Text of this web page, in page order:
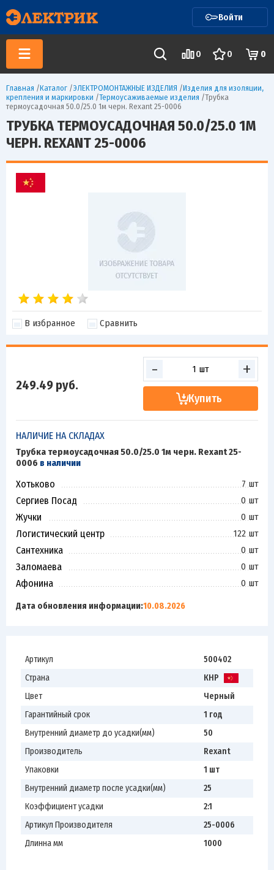
Войти
0 0 0
Главная /Каталог /ЭЛЕКТРОМОНТАЖНЫЕ ИЗДЕЛИЯ /Изделия для изоляции,
крепления и маркировки /Термоусаживаемые изделия /Трубка
термоусадочная 50.0/25.0 1м черн. Rexant 25-0006
ТРУБКА ТЕРМОУСАДОЧНАЯ 50.0/25.0 1М
ЧЕРН. REXANT 25-0006
В избранное Сравнить
249.49 руб.
- +
Купить
НАЛИЧИЕ НА СКЛАДАХ
Трубка термоусадочная 50.0/25.0 1м черн. Rexant 25-
0006 в наличии
Хотьково 7 шт
Сергиев Посад 0 шт
Жучки 0 шт
Логистический центр 122 шт
Сантехника 0 шт
Заломаева 0 шт
Афонина 0 шт
Дата обновления информации:10.08.2026
Артикул
500402
Страна
КНР
Цвет
Черный
Гарантийный срок
1 год
Внутренний диаметр до усадки(мм)
50
Производитель
Rexant
Упаковки
1 шт
Внутренний диаметр после усадки(мм)
25
Коэффициент усадки
2:1
Артикул Производителя
25-0006
Длинна мм
1000